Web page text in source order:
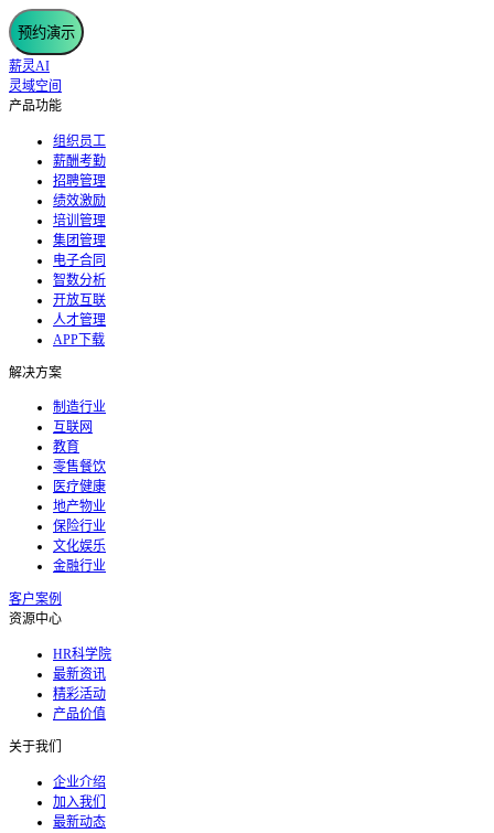
预约演示
薪灵AI
灵域空间
产品功能
组织员工
薪酬考勤
招聘管理
绩效激励
培训管理
集团管理
电子合同
智数分析
开放互联
人才管理
APP下载
解决方案
制造行业
互联网
教育
零售餐饮
医疗健康
地产物业
保险行业
文化娱乐
金融行业
客户案例
资源中心
HR科学院
最新资讯
精彩活动
产品价值
关于我们
企业介绍
加入我们
最新动态